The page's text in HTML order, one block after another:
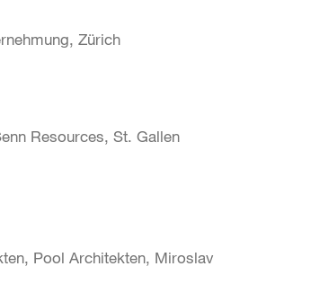
Zürich
Resources, St. Gallen
Pool Architekten, Miroslav